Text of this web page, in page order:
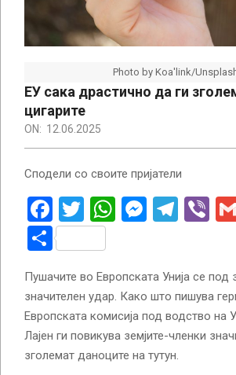
Photo by Koa'link/
ЕУ сака драстично да ги
цигарите
ON: 12.06.2025
Сподели со своите пријатели
Facebook
Twitter
WhatsApp
Share
Пушачите во Европската Унија се под
значителен удар. Како што пишува
Европската комисија под водство на
Лајен ги повикува земјите-членки
зголемат даноците на тутун.